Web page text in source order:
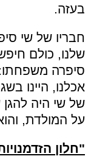
בעזה.
חבריו של שי
שלנו, כולם
סיפרה
אכלנו, היינו
של שי היה להגן
על המולדת,
"חלון